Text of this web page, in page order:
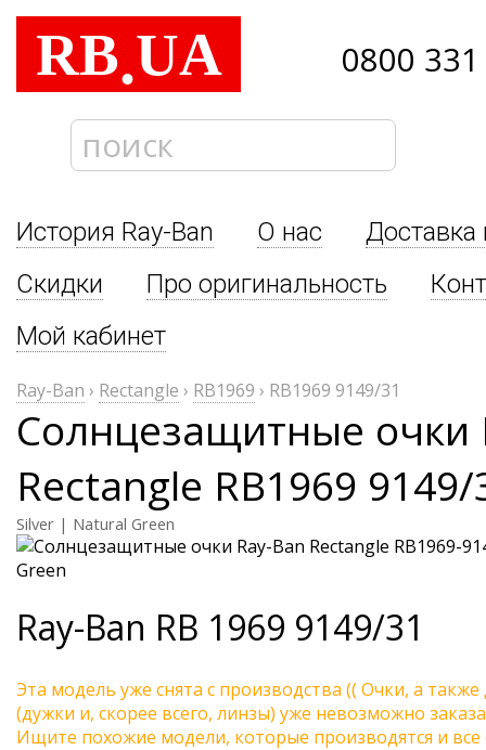
RB.UA 0800
История Ray-Ban О нас
Доставка
Скидки
Про оригинальность
Мой кабинет
Ray-Ban › Rectangle › RB1969 › RB1969 9149/31
Солнцезащитные очки
Rectangle RB1969 9149/
Silver | Natural Green
Ray-Ban RB 1969 9149/31
Эта модель уже снята с производства (( Очки, а
(дужки и, скорее всего, линзы) уже невозможно
Ищите похожие модели, которые производятся и